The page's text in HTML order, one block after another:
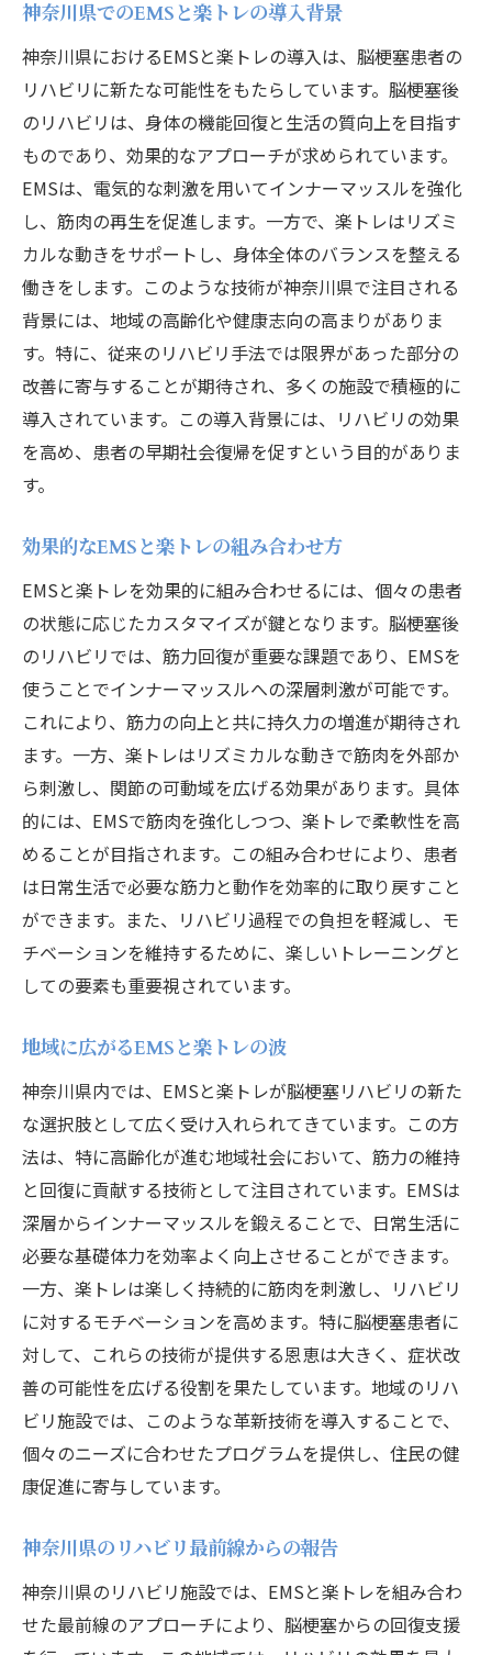
神奈川県でのEMSと楽トレの導入背景
神奈川県におけるEMSと楽トレの導入は、脳梗塞患者の
リハビリに新たな可能性をもたらしています。脳梗塞後
のリハビリは、身体の機能回復と生活の質向上を目指す
ものであり、効果的なアプローチが求められています。
EMSは、電気的な刺激を用いてインナーマッスルを強化
し、筋肉の再生を促進します。一方で、楽トレはリズミ
カルな動きをサポートし、身体全体のバランスを整える
働きをします。このような技術が神奈川県で注目される
背景には、地域の高齢化や健康志向の高まりがありま
す。特に、従来のリハビリ手法では限界があった部分の
改善に寄与することが期待され、多くの施設で積極的に
導入されています。この導入背景には、リハビリの効果
を高め、患者の早期社会復帰を促すという目的がありま
す。
効果的なEMSと楽トレの組み合わせ方
EMSと楽トレを効果的に組み合わせるには、個々の患者
の状態に応じたカスタマイズが鍵となります。脳梗塞後
のリハビリでは、筋力回復が重要な課題であり、EMSを
使うことでインナーマッスルへの深層刺激が可能です。
これにより、筋力の向上と共に持久力の増進が期待され
ます。一方、楽トレはリズミカルな動きで筋肉を外部か
ら刺激し、関節の可動域を広げる効果があります。具体
的には、EMSで筋肉を強化しつつ、楽トレで柔軟性を高
めることが目指されます。この組み合わせにより、患者
は日常生活で必要な筋力と動作を効率的に取り戻すこと
ができます。また、リハビリ過程での負担を軽減し、モ
チベーションを維持するために、楽しいトレーニングと
しての要素も重要視されています。
地域に広がるEMSと楽トレの波
神奈川県内では、EMSと楽トレが脳梗塞リハビリの新た
な選択肢として広く受け入れられてきています。この方
法は、特に高齢化が進む地域社会において、筋力の維持
と回復に貢献する技術として注目されています。EMSは
深層からインナーマッスルを鍛えることで、日常生活に
必要な基礎体力を効率よく向上させることができます。
一方、楽トレは楽しく持続的に筋肉を刺激し、リハビリ
に対するモチベーションを高めます。特に脳梗塞患者に
対して、これらの技術が提供する恩恵は大きく、症状改
善の可能性を広げる役割を果たしています。地域のリハ
ビリ施設では、このような革新技術を導入することで、
個々のニーズに合わせたプログラムを提供し、住民の健
康促進に寄与しています。
神奈川県のリハビリ最前線からの報告
神奈川県のリハビリ施設では、EMSと楽トレを組み合わ
せた最前線のアプローチにより、脳梗塞からの回復支援